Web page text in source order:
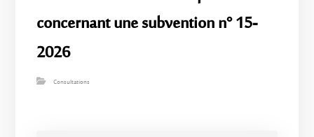
concernant une subvention n° 15-
2026
Consultations